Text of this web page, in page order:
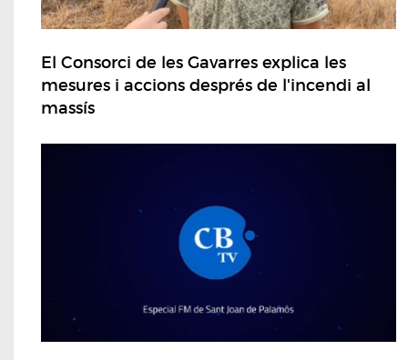
El Consorci de les Gavarres explica les
mesures i accions després de l'incendi al
massís